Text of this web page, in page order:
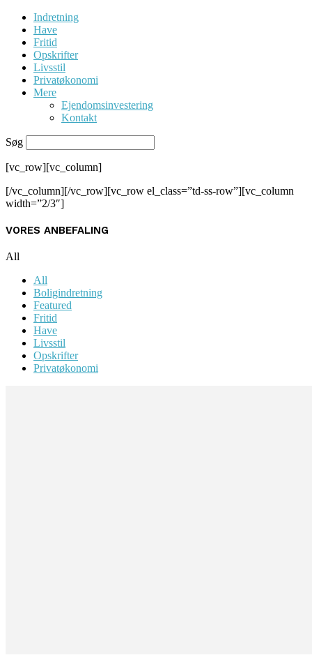
Indretning
Have
Fritid
Opskrifter
Livsstil
Privatøkonomi
Mere
Ejendomsinvestering
Kontakt
Søg
[vc_row][vc_column]
[/vc_column][/vc_row][vc_row el_class=”td-ss-row”][vc_column
width=”2/3″]
VORES ANBEFALING
All
All
Boligindretning
Featured
Fritid
Have
Livsstil
Opskrifter
Privatøkonomi